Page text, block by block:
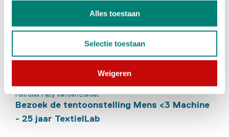
Alles toestaan
Selectie toestaan
Weigeren
Foto door Patty van den Elshout
Bezoek de tentoonstelling Mens <3 Machine
- 25 jaar TextielLab